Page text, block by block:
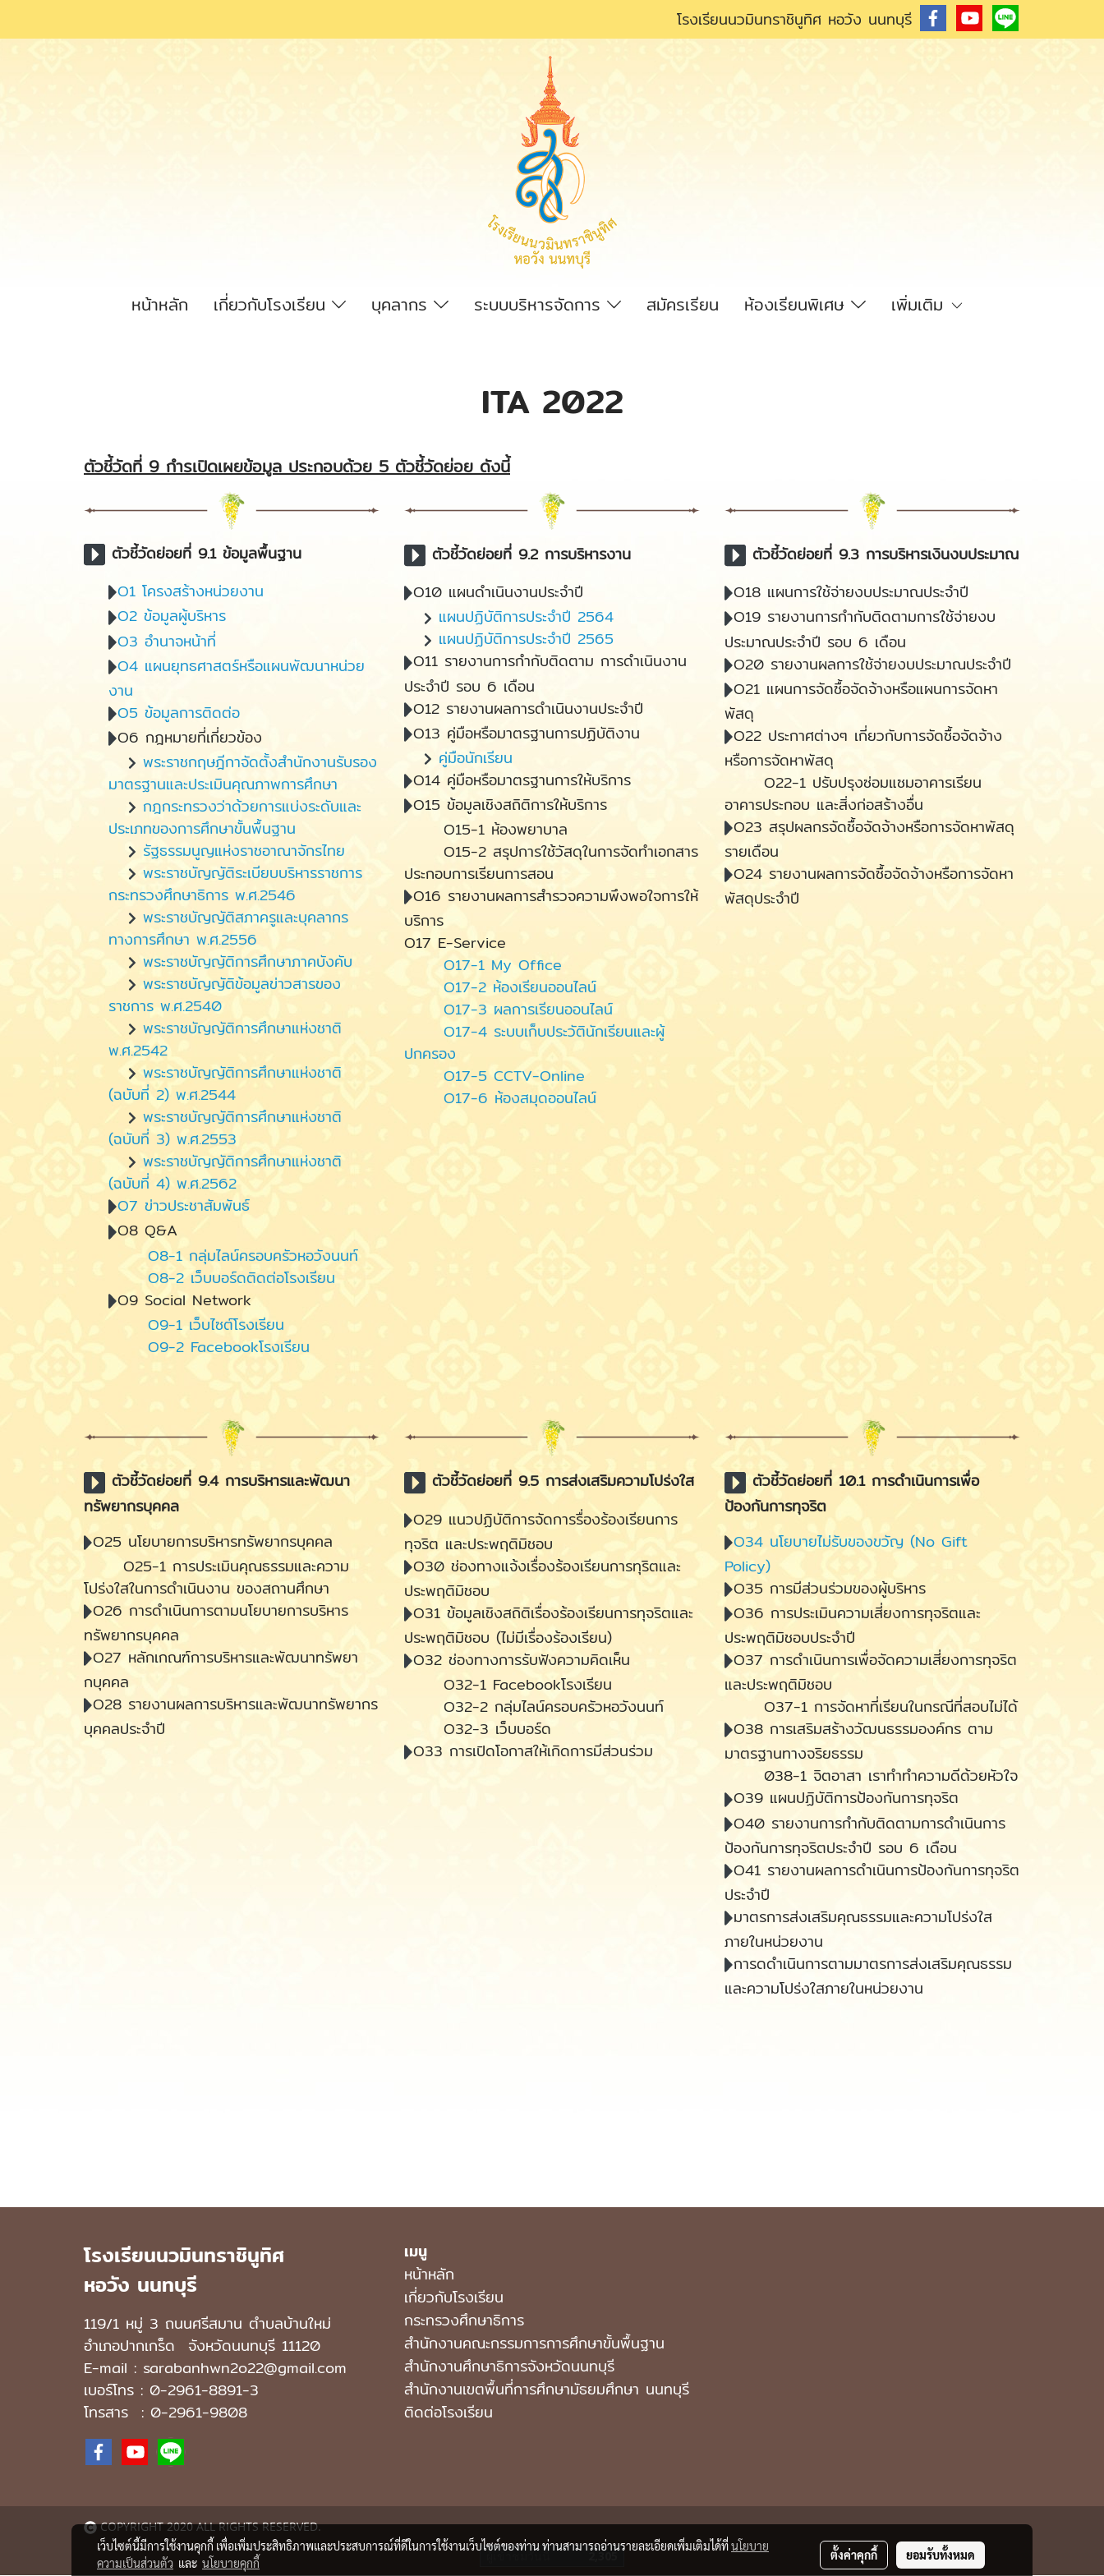
โรงเรียนนวมินทราชินูทิศ หอวัง นนทบุรี
หน้าหลัก เกี่ยวกับโรงเรียน บุคลากร ระบบบริหารจัดการ สมัครเรียน ห้องเรียนพิเศษ เพิ่มเติม
ITA 2022
ตัวชี้วัดที่ 9 กำรเปิดเผยข้อมูล ประกอบด้วย 5 ตัวชี้วัดย่อย ดังนี้
ตัวชี้วัดย่อยที่ 9.1 ข้อมูลพื้นฐาน
O1 โครงสร้างหน่วยงาน
O2 ข้อมูลผู้บริหาร
O3 อำนาจหน้าที่
O4 แผนยุทธศาสตร์หรือแผนพัฒนาหน่วย
งาน
O5 ข้อมูลการติดต่อ
O6 กฎหมายที่เกี่ยวข้อง
พระราชกฤษฎีกาจัดตั้งสำนักงานรับรอง
มาตรฐานและประเมินคุณภาพการศึกษา
กฎกระทรวงว่าด้วยการแบ่งระดับและ
ประเภทของการศึกษาขั้นพื้นฐาน
รัฐธรรมนูญแห่งราชอาณาจักรไทย
พระราชบัญญัติระเบียบบริหารราชการ
กระทรวงศึกษาธิการ พ.ศ.2546
พระราชบัญญัติสภาครูและบุคลากร
ทางการศึกษา พ.ศ.2556
พระราชบัญญัติการศึกษาภาคบังคับ
พระราชบัญญัติข้อมูลข่าวสารของ
ราชการ พ.ศ.2540
พระราชบัญญัติการศึกษาแห่งชาติ
พ.ศ.2542
พระราชบัญญัติการศึกษาแห่งชาติ
(ฉบับที่ 2) พ.ศ.2544
พระราชบัญญัติการศึกษาแห่งชาติ
(ฉบับที่ 3) พ.ศ.2553
พระราชบัญญัติการศึกษาแห่งชาติ
(ฉบับที่ 4) พ.ศ.2562
O7 ข่าวประชาสัมพันธ์
O8 Q&A
O8-1 กลุ่มไลน์ครอบครัวหอวังนนท์
O8-2 เว็บบอร์ดติดต่อโรงเรียน
O9 Social Network
O9-1 เว็บไซต์โรงเรียน
O9-2 Facebookโรงเรียน
ตัวชี้วัดย่อยที่ 9.2 การบริหารงาน
O10 แผนดำเนินงานประจำปี
แผนปฏิบัติการประจำปี 2564
แผนปฏิบัติการประจำปี 2565
O11 รายงานการกำกับติดตาม การดำเนินงาน
ประจำปี รอบ 6 เดือน
O12 รายงานผลการดำเนินงานประจำปี
O13 คู่มือหรือมาตรฐานการปฏิบัติงาน
คู่มือนักเรียน
O14 คู่มือหรือมาตรฐานการให้บริการ
O15 ข้อมูลเชิงสถิติการให้บริการ
O15-1 ห้องพยาบาล
O15-2 สรุปการใช้วัสดุในการจัดทำเอกสาร
ประกอบการเรียนการสอน
O16 รายงานผลการสำรวจความพึงพอใจการให้
บริการ
O17 E-Service
O17-1 My Office
O17-2 ห้องเรียนออนไลน์
O17-3 ผลการเรียนออนไลน์
O17-4 ระบบเก็บประวัตินักเรียนและผู้
ปกครอง
O17-5 CCTV-Online
O17-6 ห้องสมุดออนไลน์
ตัวชี้วัดย่อยที่ 9.3 การบริหารเงินงบประมาณ
O18 แผนการใช้จ่ายงบประมาณประจำปี
O19 รายงานการกำกับติดตามการใช้จ่ายงบ
ประมาณประจำปี รอบ 6 เดือน
O20 รายงานผลการใช้จ่ายงบประมาณประจำปี
O21 แผนการจัดซื้อจัดจ้างหรือแผนการจัดหา
พัสดุ
O22 ประกาศต่างๆ เกี่ยวกับการจัดซื้อจัดจ้าง
หรือการจัดหาพัสดุ
O22-1 ปรับปรุงซ่อมแซมอาคารเรียน
อาคารประกอบ และสิ่งก่อสร้างอื่น
O23 สรุปผลกรจัดซื้อจัดจ้างหรือการจัดหาพัสดุ
รายเดือน
O24 รายงานผลการจัดซื้อจัดจ้างหรือการจัดหา
พัสดุประจำปี
ตัวชี้วัดย่อยที่ 9.4 การบริหารและพัฒนา
ทรัพยากรบุคคล
O25 นโยบายการบริหารทรัพยากรบุคคล
O25-1 การประเมินคุณธรรมและความ
โปร่งใสในการดำเนินงาน ของสถานศึกษา
O26 การดำเนินการตามนโยบายการบริหาร
ทรัพยากรบุคคล
O27 หลักเกณฑ์การบริหารและพัฒนาทรัพยา
กบุคคล
O28 รายงานผลการบริหารและพัฒนาทรัพยากร
บุคคลประจำปี
ตัวชี้วัดย่อยที่ 9.5 การส่งเสริมความโปร่งใส
O29 แนวปฏิบัติการจัดการรื่องร้องเรียนการ
ทุจริต และประพฤติมิชอบ
O30 ช่องทางแจ้งเรื่องร้องเรียนการทุริตและ
ประพฤติมิชอบ
O31 ข้อมูลเชิงสถิติเรื่องร้องเรียนการทุจริตและ
ประพฤติมิชอบ (ไม่มีเรื่องร้องเรียน)
O32 ช่องทางการรับฟังความคิดเห็น
O32-1 Facebookโรงเรียน
O32-2 กลุ่มไลน์ครอบครัวหอวังนนท์
O32-3 เว็บบอร์ด
O33 การเปิดโอกาสให้เกิดการมีส่วนร่วม
ตัวชี้วัดย่อยที่ 10.1 การดำเนินการเพื่อ
ป้องกันการทุจริต
O34 นโยบายไม่รับของขวัญ (No Gift
Policy)
O35 การมีส่วนร่วมของผู้บริหาร
O36 การประเมินความเสี่ยงการทุจริตและ
ประพฤติมิชอบประจำปี
O37 การดำเนินการเพื่อจัดความเสี่ยงการทุจริต
และประพฤติมิชอบ
O37-1 การจัดหาที่เรียนในกรณีที่สอบไม่ได้
O38 การเสริมสร้างวัฒนธรรมองค์กร ตาม
มาตรฐานทางจริยธรรม
038-1 จิตอาสา เราทำทำความดีด้วยหัวใจ
O39 แผนปฏิบัติการป้องกันการทุจริต
O40 รายงานการกำกับติดตามการดำเนินการ
ป้องกันการทุจริตประจำปี รอบ 6 เดือน
O41 รายงานผลการดำเนินการป้องกันการทุจริต
ประจำปี
มาตรการส่งเสริมคุณธรรมและความโปร่งใส
ภายในหน่วยงาน
การดดำเนินการตามมาตรการส่งเสริมคุณธรรม
และความโปร่งใสภายในหน่วยงาน
โรงเรียนนวมินทราชินูทิศ
หอวัง นนทบุรี
119/1 หมู่ 3 ถนนศรีสมาน ตำบลบ้านใหม่
อำเภอปากเกร็ด จังหวัดนนทบุรี 11120
E-mail : sarabanhwn2o22@gmail.com
เบอร์โทร : 0-2961-8891-3
โทรสาร : 0-2961-9808
เมนู
หน้าหลัก
เกี่ยวกับโรงเรียน
กระทรวงศึกษาธิการ
สำนักงานคณะกรรมการการศึกษาขั้นพื้นฐาน
สำนักงานศึกษาธิการจังหวัดนนทบุรี
สํานักงานเขตพื้นที่การศึกษามัธยมศึกษา นนทบุรี
ติดต่อโรงเรียน
COPYRIGHT 2020 ALL RIGHTS RESERVED.
ผู้เข้าชมวันนี้
2,305
เว็บไซต์นี้มีการใช้งานคุกกี้ เพื่อเพิ่มประสิทธิภาพและประสบการณ์ที่ดีในการใช้งานเว็บไซต์ของท่าน ท่านสามารถอ่านรายละเอียดเพิ่มเติมได้ที่นโยบาย
ความเป็นส่วนตัว และ นโยบายคุกกี้
ตั้งค่าคุกกี้ ยอมรับทั้งหมด